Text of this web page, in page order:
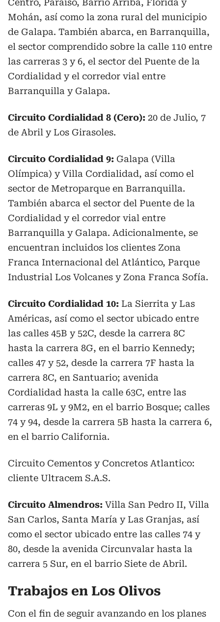
Centro, Paraíso, Barrio Arriba, Florida y
Mohán, así como la zona rural del municipio
de Galapa. También abarca, en Barranquilla,
el sector comprendido sobre la calle 110 entre
las carreras 3 y 6, el sector del Puente de la
Cordialidad y el corredor vial entre
Barranquilla y Galapa.
Circuito Cordialidad 8 (Cero): 20 de Julio, 7
de Abril y Los Girasoles.
Circuito Cordialidad 9: Galapa (Villa
Olímpica) y Villa Cordialidad, así como el
sector de Metroparque en Barranquilla.
También abarca el sector del Puente de la
Cordialidad y el corredor vial entre
Barranquilla y Galapa. Adicionalmente, se
encuentran incluidos los clientes Zona
Franca Internacional del Atlántico, Parque
Industrial Los Volcanes y Zona Franca Sofía.
Circuito Cordialidad 10: La Sierrita y Las
Américas, así como el sector ubicado entre
las calles 45B y 52C, desde la carrera 8C
hasta la carrera 8G, en el barrio Kennedy;
calles 47 y 52, desde la carrera 7F hasta la
carrera 8C, en Santuario; avenida
Cordialidad hasta la calle 63C, entre las
carreras 9L y 9M2, en el barrio Bosque; calles
74 y 94, desde la carrera 5B hasta la carrera 6,
en el barrio California.
Circuito Cementos y Concretos Atlantico:
cliente Ultracem S.A.S.
Circuito Almendros: Villa San Pedro II, Villa
San Carlos, Santa María y Las Granjas, así
como el sector ubicado entre las calles 74 y
80, desde la avenida Circunvalar hasta la
carrera 5 Sur, en el barrio Siete de Abril.
Trabajos en Los Olivos
Con el fin de seguir avanzando en los planes